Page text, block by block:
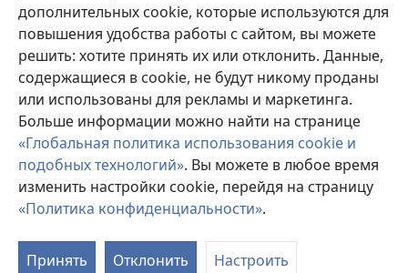
дополнительных cookie, которые используются для
повышения удобства работы с сайтом, вы можете
решить: хотите принять их или отклонить. Данные,
содержащиеся в cookie, не будут никому проданы
или использованы для рекламы и маркетинга.
Больше информации можно найти на странице
«Глобальная политика использования cookie и
подобных технологий». Вы можете в любое время
изменить настройки cookie, перейдя на страницу
«Политика конфиденциальности».
Принять Отклонить Настроить
окне)
в
новом
окне)
JW Library ®
Watchtower Library
Copyright© 2026 Watch Tower Bible and Tract Society of Pennsylvania.
УСЛОВИЯ ИСПОЛЬЗОВАНИЯ|ПОЛИТИКА
КОНФИДЕНЦИАЛЬНОСТИ
КОНФИДЕНЦИАЛЬНОСТИ